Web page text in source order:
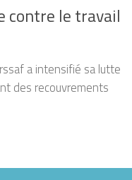
contre le travail
a intensifié sa lutte
des recouvrements